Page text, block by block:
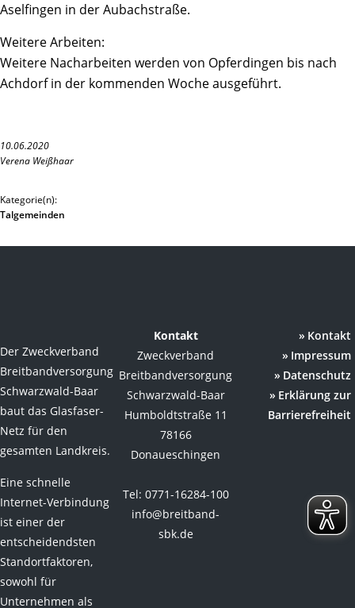
Aselfingen in der Aubachstraße.
Weitere Arbeiten:
Weitere Nacharbeiten werden von Opferdingen bis nach
Achdorf in der kommenden Woche ausgeführt.
10.06.2020
Verena Weißhaar
Kategorie(n):
Talgemeinden
Der Zweckverband
Breitbandversorgung
Schwarzwald-Baar
baut das Glasfaser-
Netz für den
gesamten Landkreis.
Eine schnelle
Internet-Verbindung
ist einer der
entscheidendsten
Standortfaktoren,
sowohl für
Unternehmen als
Kontakt
Zweckverband
Breitbandversorgung
Schwarzwald-Baar
Humboldtstraße 11
78166
Donaueschingen
Tel: 0771-16284-100
info@breitband-
sbk.de
Kontakt
Impressum
Datenschutz
Erklärung zur
Barrierefreiheit